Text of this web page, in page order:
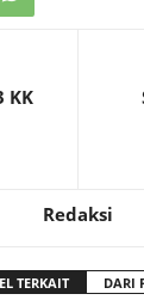
KK
Redaksi
TERKAIT DARI